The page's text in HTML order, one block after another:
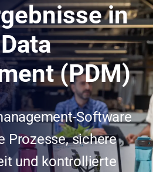
in
(PDM)
Software
Prozesse, sichere
und kontrollierte